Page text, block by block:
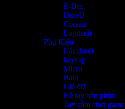
E-Dra
DareU
Corsair
Logitech
Phụ Kiện
Lót chuột
keycap
Micro
Balo
Giá đỡ
Kê tay bàn phím
Tay cầm chơi game